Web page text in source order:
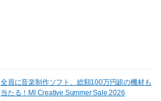
全員に音楽制作ソフト、総額100万円超の機材も
当たる！MI Creative Summer Sale 2026